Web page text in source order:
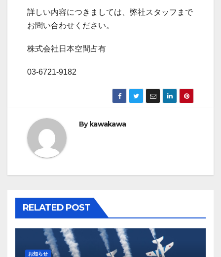
詳しい内容につきましては、弊社スタッフまで
お問い合わせください。
株式会社日本空間占有
03-6721-9182
Bykawakawa
RELATED POST
お知らせ